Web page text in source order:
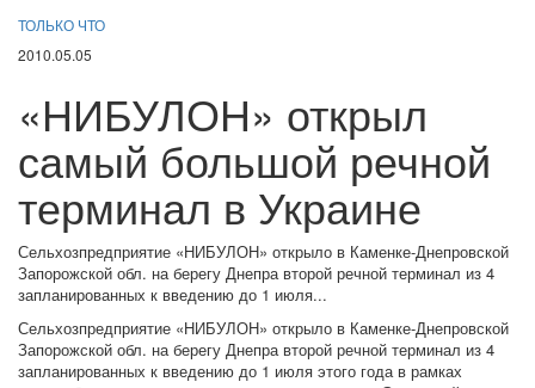
ТОЛЬКО ЧТО
2010.05.05
«НИБУЛОН» открыл
самый большой речной
терминал в Украине
Сельхозпредприятие «НИБУЛОН» открыло в Каменке-Днепровской
Запорожской обл. на берегу Днепра второй речной терминал из 4
запланированных к введению до 1 июля...
Сельхозпредприятие «НИБУЛОН» открыло в Каменке-Днепровской
Запорожской обл. на берегу Днепра второй речной терминал из 4
запланированных к введению до 1 июля этого года в рамках